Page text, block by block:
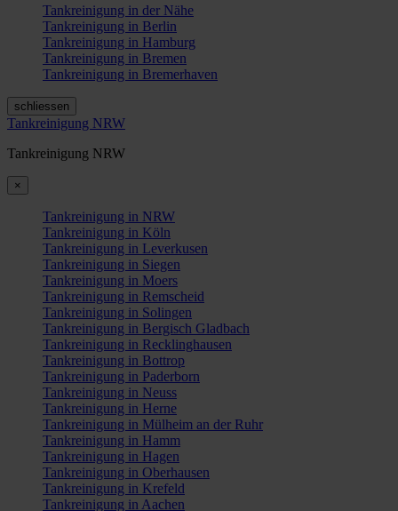
Tankreinigung in der Nähe
Tankreinigung in Berlin
Tankreinigung in Hamburg
Tankreinigung in Bremen
Tankreinigung in Bremerhaven
schliessen
Tankreinigung NRW
Tankreinigung NRW
×
Tankreinigung in NRW
Tankreinigung in Köln
Tankreinigung in Leverkusen
Tankreinigung in Siegen
Tankreinigung in Moers
Tankreinigung in Remscheid
Tankreinigung in Solingen
Tankreinigung in Bergisch Gladbach
Tankreinigung in Recklinghausen
Tankreinigung in Bottrop
Tankreinigung in Paderborn
Tankreinigung in Neuss
Tankreinigung in Herne
Tankreinigung in Mülheim an der Ruhr
Tankreinigung in Hamm
Tankreinigung in Hagen
Tankreinigung in Oberhausen
Tankreinigung in Krefeld
Tankreinigung in Aachen